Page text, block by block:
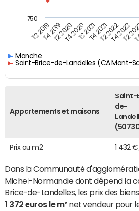
Manche
Saint-Brice-de-Landelles (CA Mont-
T2 2019T4 2019T2 2020T4 2020T2 2021T4 2021T2 2022T4 2022
T2
750
Appartements et maisons
Saint-
de-
Prix au m2 1 432
Dans la Communauté
Michel-Normandie dont dépend la
Brice-de-Landelles, les prix des
1 372 euros le m²net vendeur pour